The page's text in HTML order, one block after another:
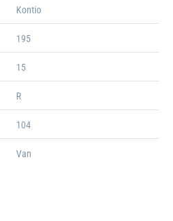
Kontio
195
15
R
104
Van